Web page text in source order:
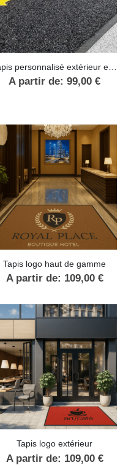
A partir de: 99,00 €
Tapis logo haut de gamme
A partir de: 109,00 €
Tapis logo extérieur
A partir de: 109,00 €